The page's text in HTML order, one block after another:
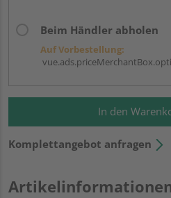
Beim Händler abholen
Auf Vorbestellung:
In den
Komplettangebot anfragen